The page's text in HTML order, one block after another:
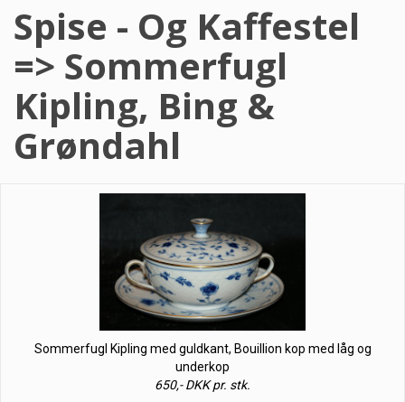
Spise - Og Kaffestel
=> Sommerfugl
Kipling, Bing &
Grøndahl
Sommerfugl Kipling med guldkant, Bouillion kop med låg og
underkop
650,- DKK pr. stk.